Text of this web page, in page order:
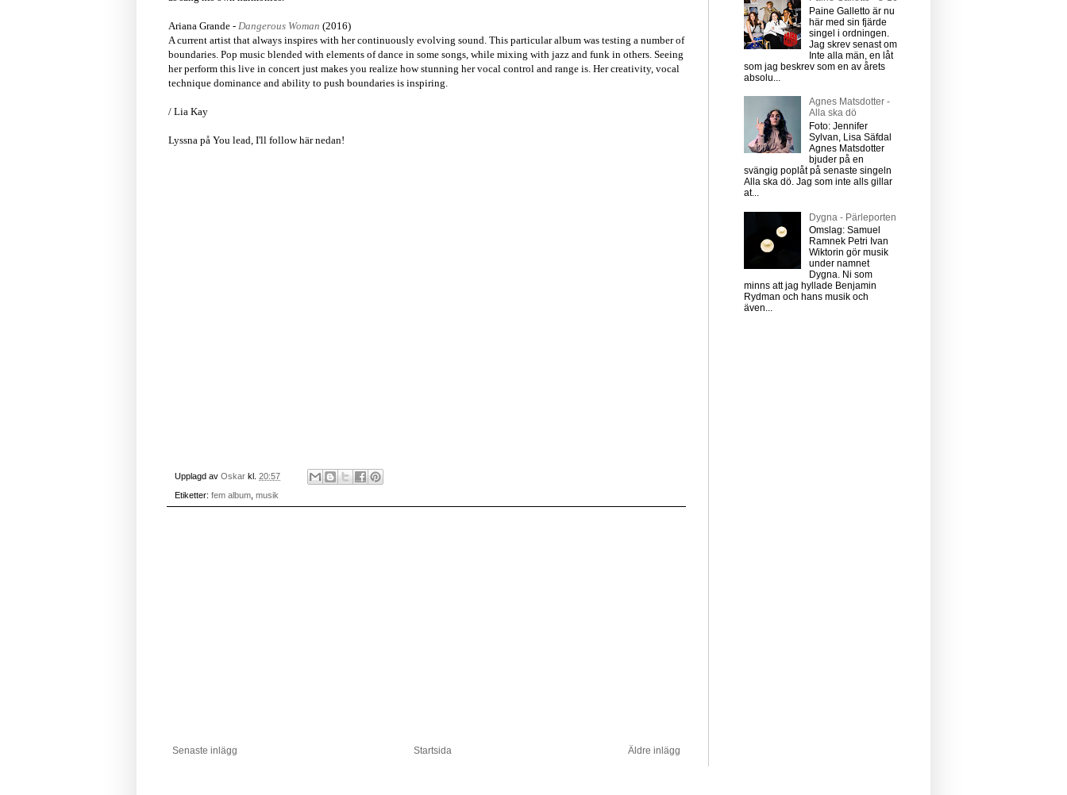
Ariana Grande - Dangerous Woman (2016)
A current artist that always inspires with her continuously evolving sound. This particular album was testing a number of
boundaries. Pop music blended with elements of dance in some songs, while mixing with jazz and funk in others. Seeing
her perform this live in concert just makes you realize how stunning her vocal control and range is. Her creativity, vocal
technique dominance and ability to push boundaries is inspiring.
/ Lia Kay
Lyssna på You lead, I'll follow här nedan!
Upplagd av Oskar kl. 20:57
Etiketter: fem album musik
Senaste inlägg Äldre inlägg
Startsida
Paine Galletto är nu
här med sin fjärde
singel i ordningen.
Jag skrev senast om
Inte alla män, en låt
som jag beskrev som en av årets
absolu...
Agnes Matsdotter -
Alla ska dö
Foto: Jennifer
Sylvan, Lisa Säfdal
Agnes Matsdotter
bjuder på en
svängig poplåt på senaste singeln
Alla ska dö. Jag som inte alls gillar
at...
Dygna - Pärleporten
Omslag: Samuel
Ramnek Petri Ivan
Wiktorin gör musik
under namnet
Dygna. Ni som
minns att jag hyllade Benjamin
Rydman och hans musik och
även...